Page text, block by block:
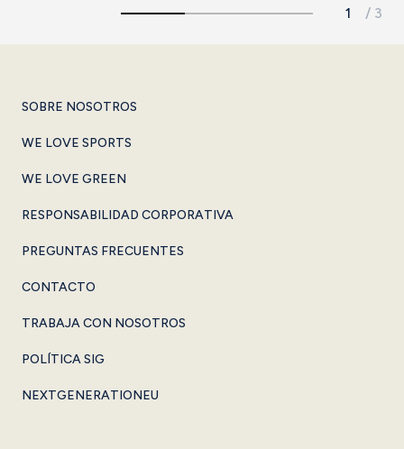
SOBRE NOSOTROS
WE LOVE SPORTS
WE LOVE GREEN
RESPONSABILIDAD CORPORATIVA
PREGUNTAS FRECUENTES
CONTACTO
TRABAJA CON NOSOTROS
POLÍTICA SIG
NEXTGENERATIONEU